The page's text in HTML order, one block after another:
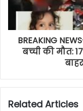
BREAKING
बच्ची की मौत:
Related Articles